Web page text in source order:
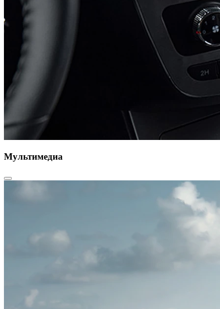
Мультимедиа